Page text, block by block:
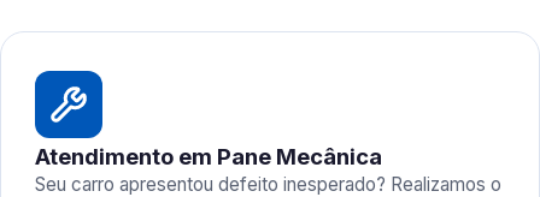
Atendimento em Pane Mecânica
Seu carro apresentou defeito inesperado? Realizamos o